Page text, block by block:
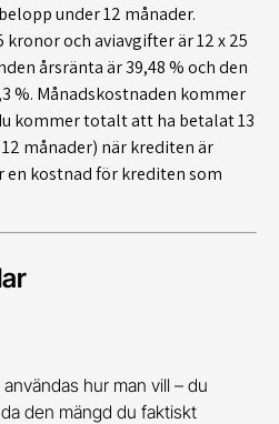
under 12 månader.
och aviavgifter är 12 x 25
årsränta är 39,48 % och den
%. Månadskostnaden kommer
kommer totalt att ha betalat 13
månader) när krediten är
kostnad för krediten som
hur man vill – du
den mängd du faktiskt